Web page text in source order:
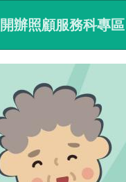
辦照顧服務科專區